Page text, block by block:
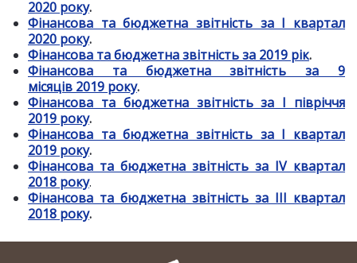
2020 року.
Фінансова та бюджетна звітність за І квартал
2020 року.
Фінансова та бюджетна звітність за 2019 рік.
Фінансова та бюджетна звітність за 9
місяців 2019 року.
Фінансова та бюджетна звітність за І півріччя
2019 року.
Фінансова та бюджетна звітність за І квартал
2019 року.
Фінансова та бюджетна звітність за ІV квартал
2018 року.
Фінансова та бюджетна звітність за ІІІ квартал
2018 року.